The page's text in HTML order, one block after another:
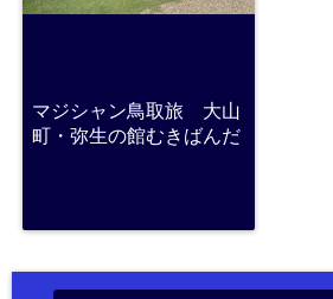
マジシャン鳥取旅 大山
町・弥生の館むきばんだ